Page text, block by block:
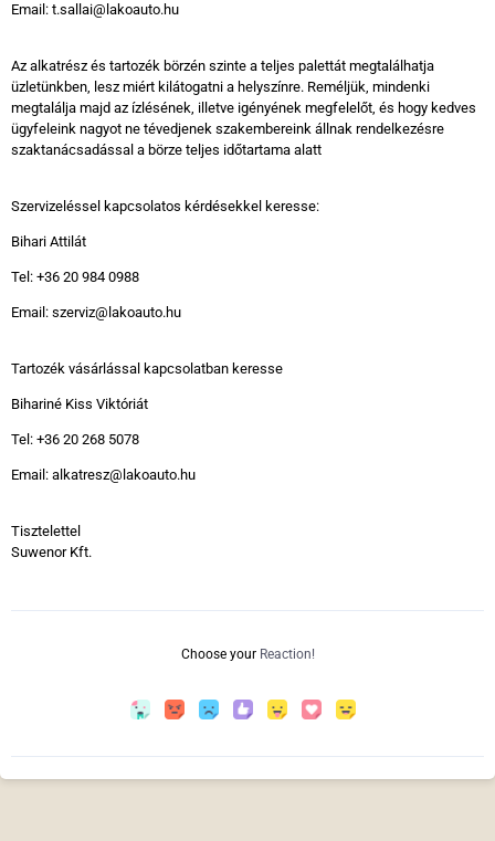
Email: t.sallai@lakoauto.hu
Az alkatrész és tartozék börzén szinte a teljes palettát megtalálhatja
üzletünkben, lesz miért kilátogatni a helyszínre. Reméljük, mindenki
megtalálja majd az ízlésének, illetve igényének megfelelőt, és hogy kedves
ügyfeleink nagyot ne tévedjenek szakembereink állnak rendelkezésre
szaktanácsadással a börze teljes időtartama alatt
Szervizeléssel kapcsolatos kérdésekkel keresse:
Bihari Attilát
Tel: +36 20 984 0988
Email: szerviz@lakoauto.hu
Tartozék vásárlással kapcsolatban keresse
Bihariné Kiss Viktóriát
Tel: +36 20 268 5078
Email: alkatresz@lakoauto.hu
Tisztelettel
Suwenor Kft.
Choose your Reaction!